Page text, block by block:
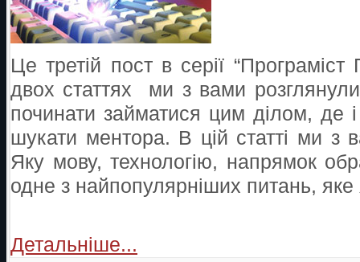
Це третій пост в серії “Програміст
двох статтях ми з вами
починати займатися цим ділом, де
шукати ментора. В цій статті ми з
Яку мову, технологію, напрямок
одне з найпопулярніших питань,
Детальніше...